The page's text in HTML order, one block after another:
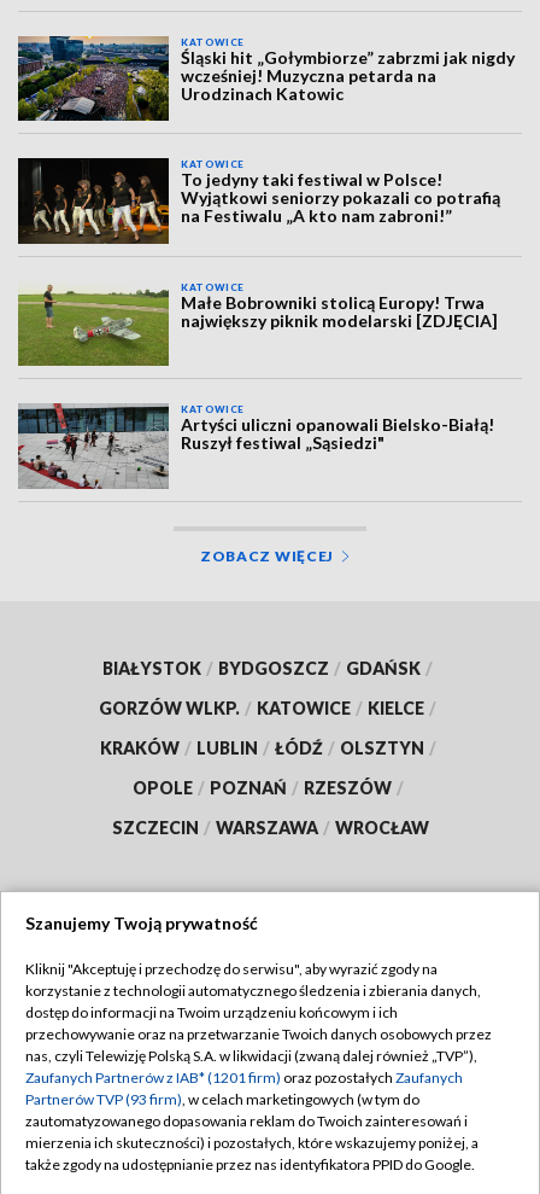
KATOWICE
Śląski hit „Gołymbiorze” zabrzmi jak nigdy
wcześniej! Muzyczna petarda na
Urodzinach Katowic
KATOWICE
To jedyny taki festiwal w Polsce!
Wyjątkowi seniorzy pokazali co potrafią
na Festiwalu „A kto nam zabroni!”
KATOWICE
Małe Bobrowniki stolicą Europy! Trwa
największy piknik modelarski [ZDJĘCIA]
KATOWICE
Artyści uliczni opanowali Bielsko-Białą!
Ruszył festiwal „Sąsiedzi"
ZOBACZ WIĘCEJ
BIAŁYSTOK / BYDGOSZCZ / GDAŃSK /
GORZÓW WLKP. / KATOWICE / KIELCE /
KRAKÓW / LUBLIN / ŁÓDŹ / OLSZTYN /
OPOLE / POZNAŃ / RZESZÓW /
SZCZECIN / WARSZAWA / WROCŁAW
TVP
Abonament TVP
Emisja w TVP
Centrum informacji TVP
Naziemna Telewizja Cyfrowa
Regulamin TVP
Polityka prywatności
Moje zgody
Pomoc
Szanujemy Twoją prywatność
Kliknij "Akceptuję i przechodzę do serwisu", aby wyrazić zgody na
korzystanie z technologii automatycznego śledzenia i zbierania danych,
dostęp do informacji na Twoim urządzeniu końcowym i ich
przechowywanie oraz na przetwarzanie Twoich danych osobowych przez
nas, czyli Telewizję Polską S.A. w likwidacji (zwaną dalej również „TVP”),
Zaufanych Partnerów z IAB* (1201 firm) oraz pozostałych Zaufanych
Partnerów TVP (93 firm), w celach marketingowych (w tym do
zautomatyzowanego dopasowania reklam do Twoich zainteresowań i
mierzenia ich skuteczności) i pozostałych, które wskazujemy poniżej, a
także zgody na udostępnianie przez nas identyfikatora PPID do Google.